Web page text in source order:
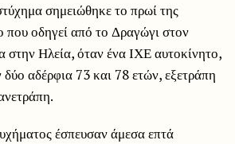
σημειώθηκε το πρωί της
που οδηγεί από το Δραγώγι στον
Ηλεία, όταν ένα ΙΧΕ αυτοκίνητο,
αδέρφια 73 και 78 ετών, εξετράπη
έσπευσαν άμεσα επτά